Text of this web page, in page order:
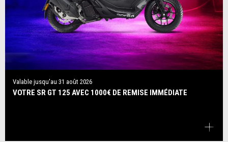
Valable jusqu'au 31 août 2026
VOTRE SR GT 125 AVEC 1000€ DE REMISE IMMÉDIATE